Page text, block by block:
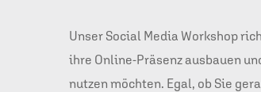
Unser Social Media Workshop
ihre Online-Präsenz ausbauen
nutzen möchten. Egal, ob Sie